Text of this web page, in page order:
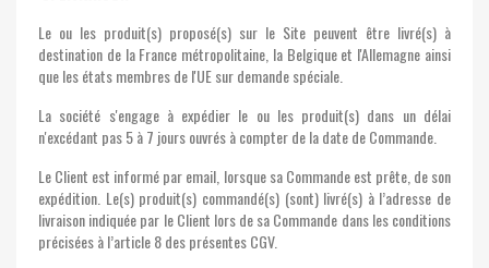
Le ou les produit(s) proposé(s) sur le Site peuvent être livré(s) à
destination de la France métropolitaine, la Belgique et l'Allemagne ainsi
que les états membres de l'UE sur demande spéciale.
La société s'engage à expédier le ou les produit(s) dans un délai
n'excédant pas 5 à 7 jours ouvrés à compter de la date de Commande.
Le Client est informé par email, lorsque sa Commande est prête, de son
expédition. Le(s) produit(s) commandé(s) (sont) livré(s) à l’adresse de
livraison indiquée par le Client lors de sa Commande dans les conditions
précisées à l’article 8 des présentes CGV.